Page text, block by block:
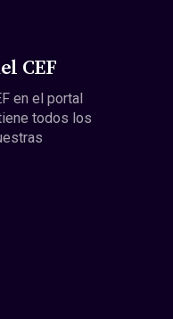
CEF
en el portal
todos los